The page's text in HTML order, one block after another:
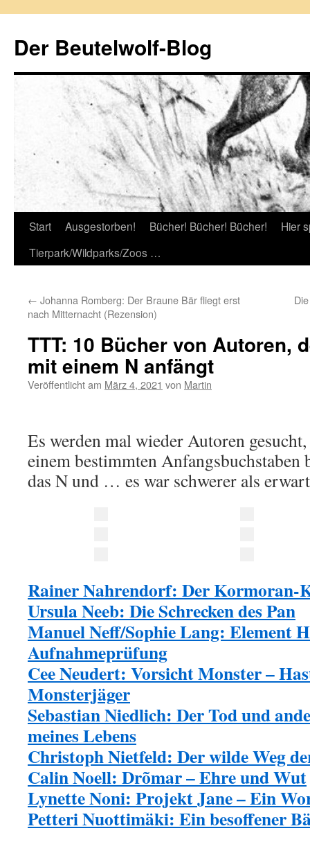
springen
Der Beutelwolf-Blog
Start Ausgestorben! Bücher! Bücher! Bücher!
Hier
Tierpark/Wildparks/Zoos …
← Johanna Romberg: Der Braune Bär fliegt erst
nach Mitternacht (Rezension)
TTT: 10 Bücher von Autoren,
mit einem N anfängt
Veröffentlicht am März 4, 2021 von Martin
Es werden mal wieder Autoren
einem bestimmten Anfangsbuchstaben
das N und … es war schwerer als
Rainer Nahrendorf: Der Kormoran-
Ursula Neeb: Die Schrecken des Pan
Manuel Neff/Sophie Lang: Element
Aufnahmeprüfung
Cee Neudert: Vorsicht Monster –
Monsterjäger
Sebastian Niedlich: Der Tod und
meines Lebens
Christoph Nietfeld: Der wilde Weg
Calin Noell: Drõmar – Ehre und Wut
Lynette Noni: Projekt Jane – Ein
Petteri Nuottimäki: Ein besoffener